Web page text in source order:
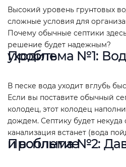
Высокий уровень грунтовых
сложные условия для
Почему обычные септики
решение будет надежным?
Проблема №1: Воде некуда уходить
В песке вода уходит вглубь
Если вы поставите обычный
колодец, этот колодец
дождем. Септику будет некуда
канализация встанет (вода
Проблема №2: Давление грунта и всплытие